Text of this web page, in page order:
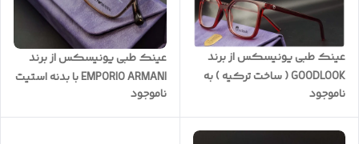
عینک طبی یونیسکس از برند
GOODLOOK ( ساخت ترکیه ) به
همراه یکسال گارانتی شکست
فوق العاده مقاوم و نشکن کد
GL3038
ناموجود
عینک طبی یونیسکس از برند
EMPORIO ARMANI با بدنه استیت
سری اورجینال شرکتی به همراه
پکیج کامل ( با امکان سفارش
ناموجود